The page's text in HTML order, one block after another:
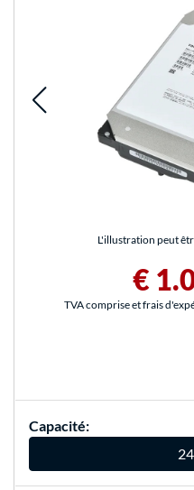
L'illustration peut
€
TVA comprise et frais
Capacité: